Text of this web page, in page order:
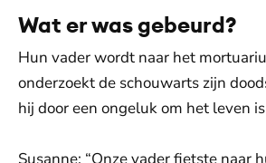
Wat er was gebeurd?
Hun vader wordt naar het
onderzoekt de schouwarts zijn
hij door een ongeluk om het leven